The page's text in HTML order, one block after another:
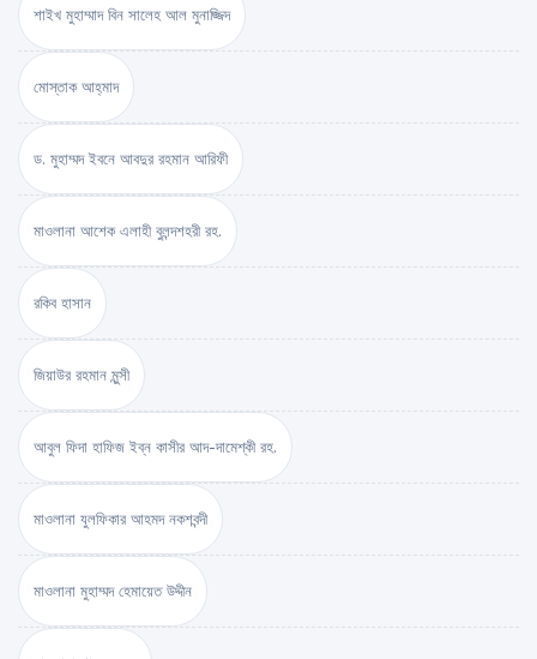
শাইখ মুহাম্মাদ বিন সালেহ আল মুনাজ্জিদ
মোস্তাক আহ্‌মাদ
ড. মুহাম্মদ ইবনে আবদুর রহমান আরিফী
মাওলানা আশেক এলাহী বুলন্দশহরী রহ.
রকিব হাসান
জিয়াউর রহমান মুন্সী
আবুল ফিদা হাফিজ ইব্‌ন কাসীর আদ-দামেশ্‌কী রহ.
মাওলানা যুলফিকার আহমদ নকশবন্দী
মাওলানা মুহাম্মদ হেমায়েত উদ্দীন